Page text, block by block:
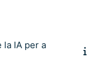
la IA per a